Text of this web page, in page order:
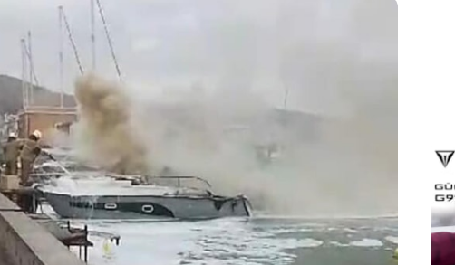
İzmir'in Urla ilçesinde, bir gün önce denize indirilen lüks
tekne çıkan yangında kullanılamaz hale geldi. Yangında
yaralanan tekne sahipleri İ.A. ve T.T. hastaneye kaldırıldı.